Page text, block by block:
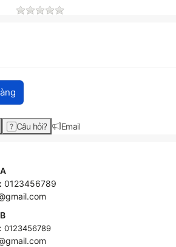
T6641 Black Ink Bottle – Chính
Câu hỏi? Email
0123456789
: 0123456789